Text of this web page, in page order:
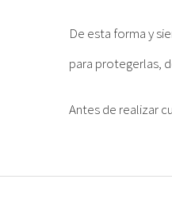
De esta forma y
para protegerlas,
Antes de realizar